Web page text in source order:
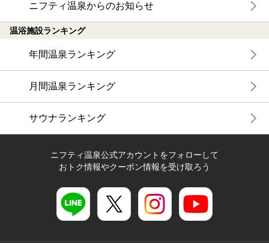
ニフティ温泉からのお知らせ
温浴施設ランキング
年間温泉ランキング
月間温泉ランキング
サウナランキング
ニフティ温泉公式アカウントをフォローして
おトク情報やクーポン情報を受け取ろう